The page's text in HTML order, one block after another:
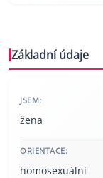
Základní údaje
JSEM:
žena
ORIENTACE:
homosexuální